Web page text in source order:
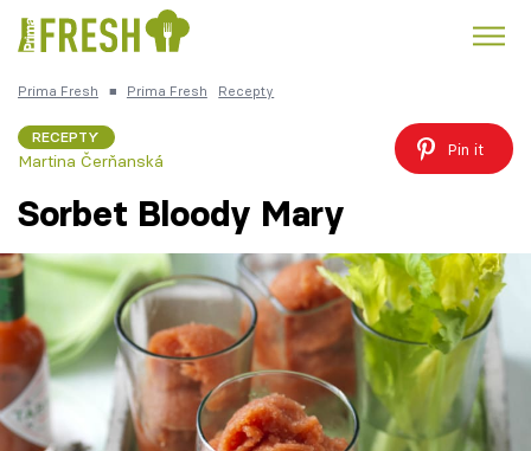
Česká kuchyně
Témata
Recepty
Články
Prima Fresh ■ Prima Fresh Recepty
RECEPTY
Martina Čerňanská
Pin it
Sorbet Bloody Mary